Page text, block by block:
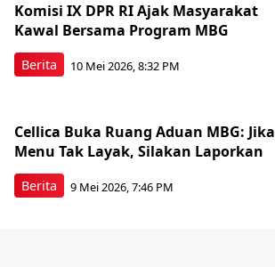
Berita
Komisi IX DPR RI Ajak Masyarakat
Kawal Bersama Program MBG
10 Mei 2026, 8:32 PM
Berita
Cellica Buka Ruang Aduan MBG: Jika
Menu Tak Layak, Silakan Laporkan
9 Mei 2026, 7:46 PM